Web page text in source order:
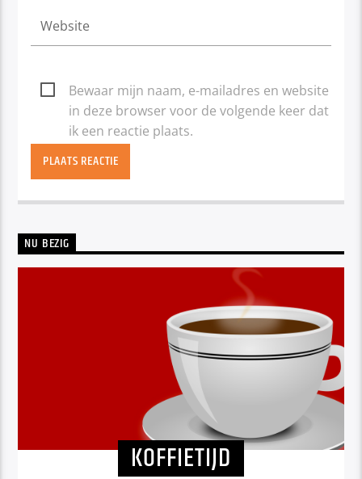
Bewaar mijn naam, e-mailadres en website
in deze browser voor de volgende keer dat
ik een reactie plaats.
NU BEZIG
KOFFIETIJD